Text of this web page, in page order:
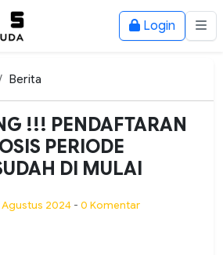
Login
Berita
!!! PENDAFTARAN
PERIODE
DI MULAI
Agustus 2024 - 0 Komentar